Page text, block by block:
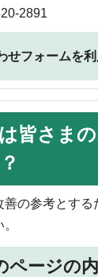
2891
せフォームを
皆さま
善の参考とする
ページの